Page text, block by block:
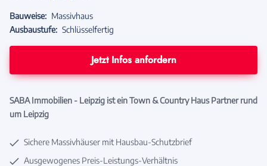
Bauweise: Massivhaus
Ausbaustufe: Schlüsselfertig
Jetzt Infos anfordern
SABA Immobilien - Leipzig ist ein Town & Country Haus Partner rund
um Leipzig
Sichere Massivhäuser mit Hausbau-Schutzbrief
Ausgewogenes Preis-Leistungs-Verhältnis